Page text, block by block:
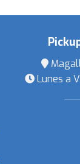
Lunes a